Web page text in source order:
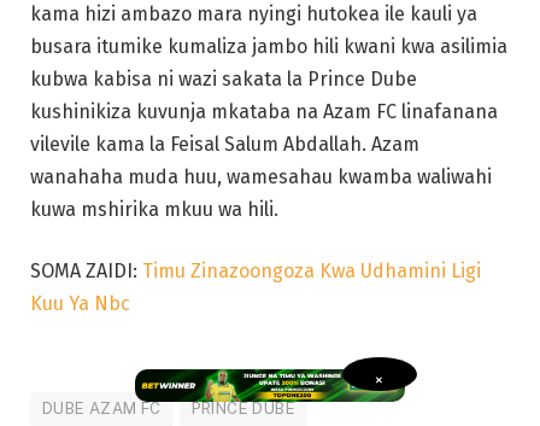
kama hizi ambazo mara nyingi hutokea ile kauli ya
busara itumike kumaliza jambo hili kwani kwa asilimia
kubwa kabisa ni wazi sakata la Prince Dube
kushinikiza kuvunja mkataba na Azam FC linafanana
vilevile kama la Feisal Salum Abdallah. Azam
wanahaha muda huu, wamesahau kwamba waliwahi
kuwa mshirika mkuu wa hili.
SOMA ZAIDI: Timu Zinazoongoza Kwa Udhamini Ligi
Kuu Ya Nbc
DUBE AZAM FC PRINCE DUBE
×